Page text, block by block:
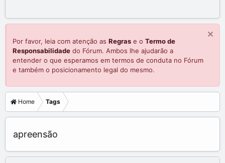
Por favor, leia com atenção as Regras e o Termo de
Responsabilidade do Fórum. Ambos lhe ajudarão a
entender o que esperamos em termos de conduta no Fórum
e também o posicionamento legal do mesmo.
Home Tags
apreensão